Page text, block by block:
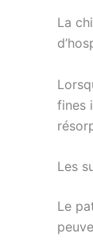
La
fines
Les
Le